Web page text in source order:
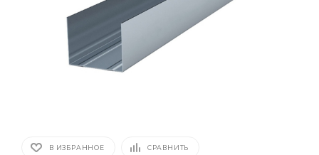
В ИЗБРАННОЕ СРАВНИТЬ